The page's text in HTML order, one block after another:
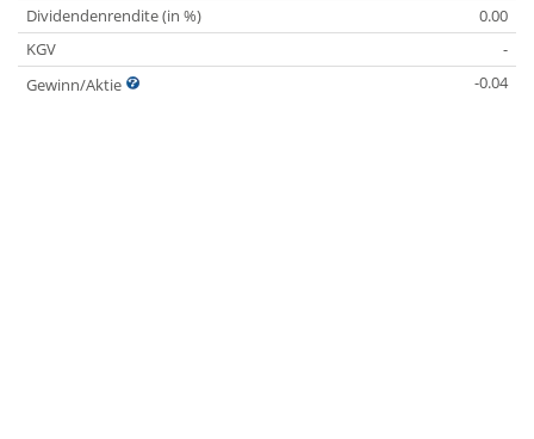
Dividendenrendite (in %)
0.00
KGV
-
Gewinn/Aktie
-0.04